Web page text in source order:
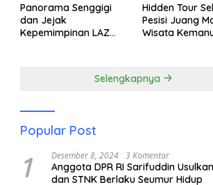
Panorama Senggigi
dan Jejak
Kepemimpinan LAZ
Hidden Tour
Pesisi Juang
Wisata
Selengkapnya
Popular Post
1 Desember 8, 2024 3 Komentar
Anggota DPR RI Sarifuddin
dan STNK Berlaku Seumur Hidup